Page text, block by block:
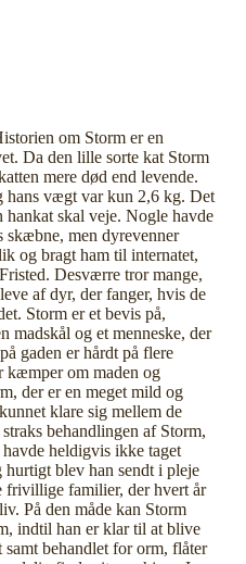
om Storm er en
Da den lille sorte kat Storm
mere død end levende.
hans vægt var kun 2,6 kg. Det
hankat skal veje. Nogle havde
skæbne, men dyrevenner
og bragt ham til internatet,
Desværre tror mange,
af dyr, der fanger, hvis de
Storm er et bevis på,
madskål og et menneske, der
gaden er hårdt på flere
kæmper om maden og
der er en meget mild og
klare sig mellem de
behandlingen af Storm,
heldigvis ikke taget
hurtigt blev han sendt i pleje
frivillige familier, der hvert år
På den måde kan Storm
indtil han er klar til at blive
behandlet for orm, flåter